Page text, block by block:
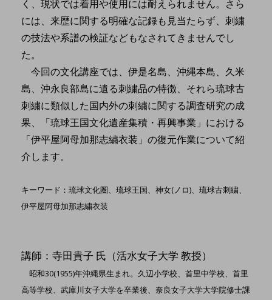
く、現状では着用や使用には耐えられません。さら
には、来歴に関する明確な記録も見当たらず、刺繍
の技法や系譜の検証などもなされてきませんでし
た。
今回の文化講座では、伊是名島、沖縄本島、久米
島、沖永良部島に遺る刺繍品の特徴、それら琉球古
刺繍に類似した国内外の刺繍に関する調査研究の成
果、「琉球王国文化遺産集積・再興事業」における
「伊平屋阿母加那志繍衣装」の復元作業について紹
介します。
キーワード：琉球文化圏、琉球王国、神女(ノロ)、琉球古刺繍、
伊平屋阿母加那志繍衣装
講師：寺田貴子 氏（活水女子大学 教授）
昭和30(1955)年沖縄県生まれ。久辺小学校、首里中学校、首里
高等学校、武庫川女子大学を卒業後、奈良女子大学大学院修士課